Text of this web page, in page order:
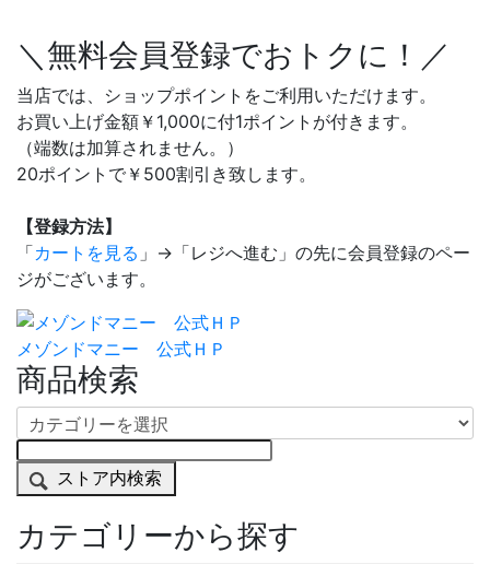
＼無料会員登録でおトクに！／
当店では、ショップポイントをご利用いただけます。
お買い上げ金額￥1,000に付1ポイントが付きます。
（端数は加算されません。）
20ポイントで￥500割引き致します。
【登録方法】
「カートを見る 」→「レジへ進む」の先に会員登録のペー
ジがございます。
メゾンドマニー 公式ＨＰ
商品検索
ストア内検索
カテゴリーから探す